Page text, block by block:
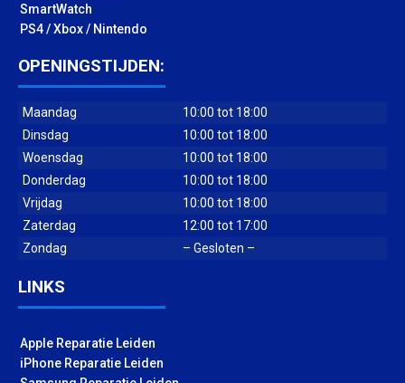
SmartWatch
PS4 / Xbox / Nintendo
OPENINGSTIJDEN:
Maandag
10:00 tot 18:00
Dinsdag
10:00 tot 18:00
Woensdag
10:00 tot 18:00
Donderdag
10:00 tot 18:00
Vrijdag
10:00 tot 18:00
Zaterdag
12:00 tot 17:00
Zondag
– Gesloten –
LINKS
Apple Reparatie Leiden
iPhone Reparatie Leiden